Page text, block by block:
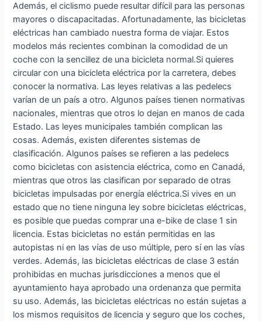
Además, el ciclismo puede resultar difícil para las personas
mayores o discapacitadas. Afortunadamente, las bicicletas
eléctricas han cambiado nuestra forma de viajar. Estos
modelos más recientes combinan la comodidad de un
coche con la sencillez de una bicicleta normal.Si quieres
circular con una bicicleta eléctrica por la carretera, debes
conocer la normativa. Las leyes relativas a las pedelecs
varían de un país a otro. Algunos países tienen normativas
nacionales, mientras que otros lo dejan en manos de cada
Estado. Las leyes municipales también complican las
cosas. Además, existen diferentes sistemas de
clasificación. Algunos países se refieren a las pedelecs
como bicicletas con asistencia eléctrica, como en Canadá,
mientras que otros las clasifican por separado de otras
bicicletas impulsadas por energía eléctrica.Si vives en un
estado que no tiene ninguna ley sobre bicicletas eléctricas,
es posible que puedas comprar una e-bike de clase 1 sin
licencia. Estas bicicletas no están permitidas en las
autopistas ni en las vías de uso múltiple, pero sí en las vías
verdes. Además, las bicicletas eléctricas de clase 3 están
prohibidas en muchas jurisdicciones a menos que el
ayuntamiento haya aprobado una ordenanza que permita
su uso. Además, las bicicletas eléctricas no están sujetas a
los mismos requisitos de licencia y seguro que los coches,